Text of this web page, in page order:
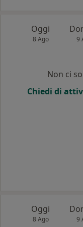
Oggi
8 Ago 9
Non ci
Chiedi di
Oggi
8 Ago 9